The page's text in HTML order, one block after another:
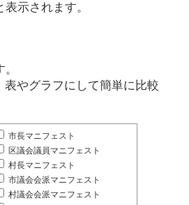
示されます。
やグラフにして簡単に比較
市長マニフェスト
区議会議員マニフェスト
村長マニフェスト
市議会会派マニフェスト
村議会会派マニフェスト